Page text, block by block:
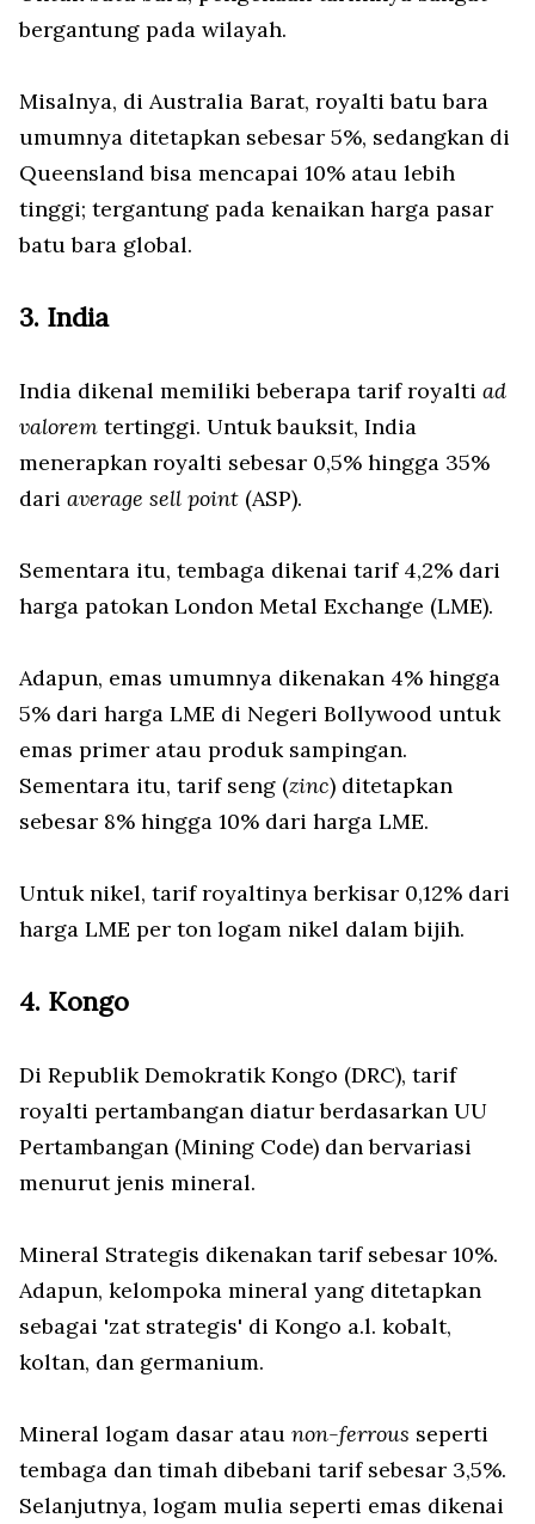
bergantung pada wilayah.
Misalnya, di Australia Barat, royalti batu bara
umumnya ditetapkan sebesar 5%, sedangkan di
Queensland bisa mencapai 10% atau lebih
tinggi; tergantung pada kenaikan harga pasar
batu bara global.
3. India
India dikenal memiliki beberapa tarif royalti ad
valorem tertinggi. Untuk bauksit, India
menerapkan royalti sebesar 0,5% hingga 35%
dari average sell point (ASP).
Sementara itu, tembaga dikenai tarif 4,2% dari
harga patokan London Metal Exchange (LME).
Adapun, emas umumnya dikenakan 4% hingga
5% dari harga LME di Negeri Bollywood untuk
emas primer atau produk sampingan.
Sementara itu, tarif seng (zinc) ditetapkan
sebesar 8% hingga 10% dari harga LME.
Untuk nikel, tarif royaltinya berkisar 0,12% dari
harga LME per ton logam nikel dalam bijih.
4. Kongo
Di Republik Demokratik Kongo (DRC), tarif
royalti pertambangan diatur berdasarkan UU
Pertambangan (Mining Code) dan bervariasi
menurut jenis mineral.
Mineral Strategis dikenakan tarif sebesar 10%.
Adapun, kelompoka mineral yang ditetapkan
sebagai 'zat strategis' di Kongo a.l. kobalt,
koltan, dan germanium.
Mineral logam dasar atau non-ferrous seperti
tembaga dan timah dibebani tarif sebesar 3,5%.
Selanjutnya, logam mulia seperti emas dikenai